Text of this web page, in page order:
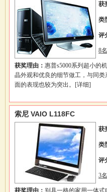
获
类
评
8
获奖理由： 惠普s5000系列超小的
晶外观和优良的细节做工，与同
面的表现也较为突出。 [详细]
索尼 VAIO L118FC
获
类
评
3
获奖理由： 别具一格的家用一体